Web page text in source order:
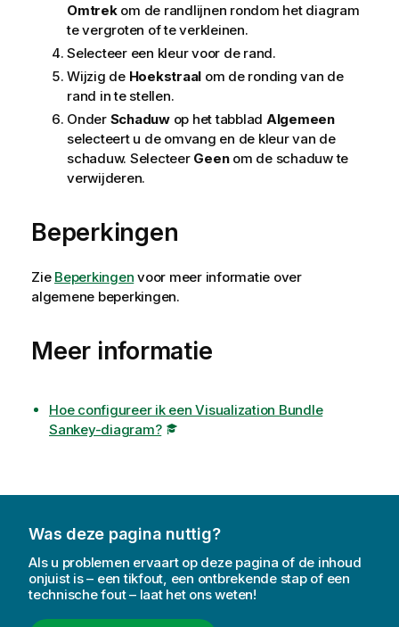
Omtrekom de randlijnen rondom het diagram
te vergroten of te verkleinen.
Selecteer een kleur voor de rand.
Wijzig de Hoekstraal om de ronding van de
rand in te stellen.
Onder Schaduwop het tabblad Algemeen
selecteert u de omvang en de kleur van de
schaduw. Selecteer Geenom de schaduw te
verwijderen.
Beperkingen
Zie Beperkingen voor meer informatie over
algemene beperkingen.
Meer informatie
Hoe configureer ik een Visualization Bundle
Sankey-diagram?
Was deze pagina nuttig?
Als u problemen ervaart op deze pagina of de inhoud
onjuist is – een tikfout, een ontbrekende stap of een
technische fout – laat het ons weten!